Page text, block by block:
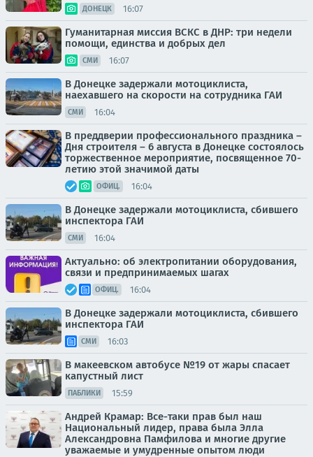
ДОНЕЦК 16:07
Гуманитарная миссия ВСКС в ДНР: три недели
помощи, единства и добрых дел
СМИ 16:07
В Донецке задержали мотоциклиста,
наехавшего на скорости на сотрудника ГАИ
СМИ 16:04
В преддверии профессионального праздника –
Дня строителя – 6 августа в Донецке состоялось
торжественное мероприятие, посвященное 70-
летию этой значимой даты
ОФИЦ. 16:04
В Донецке задержали мотоциклиста, сбившего
инспектора ГАИ
СМИ 16:04
Актуально: об электропитании оборудования,
связи и предпринимаемых шагах
ОФИЦ. 16:04
В Донецке задержали мотоциклиста, сбившего
инспектора ГАИ
СМИ 16:03
В макеевском автобусе №19 от жары спасает
капустный лист
ПАБЛИКИ 15:59
Андрей Крамар: Все-таки прав был наш
Национальный лидер, права была Элла
Александровна Памфилова и многие другие
уважаемые и умудренные опытом люди